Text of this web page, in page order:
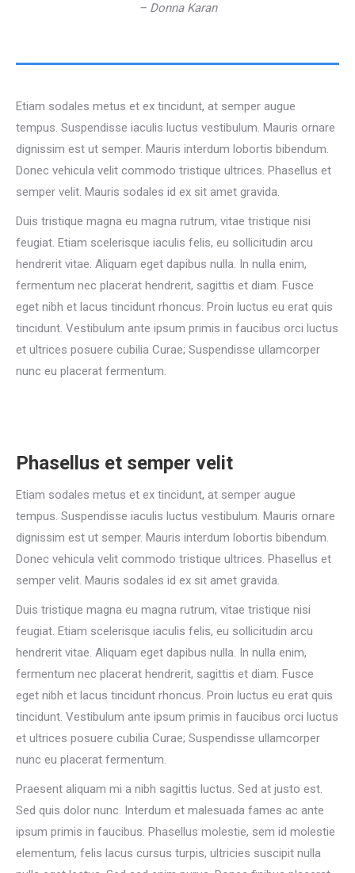
– Donna Karan
Etiam sodales metus et ex tincidunt, at semper augue
tempus. Suspendisse iaculis luctus vestibulum. Mauris ornare
dignissim est ut semper. Mauris interdum lobortis bibendum.
Donec vehicula velit commodo tristique ultrices. Phasellus et
semper velit. Mauris sodales id ex sit amet gravida.
Duis tristique magna eu magna rutrum, vitae tristique nisi
feugiat. Etiam scelerisque iaculis felis, eu sollicitudin arcu
hendrerit vitae. Aliquam eget dapibus nulla. In nulla enim,
fermentum nec placerat hendrerit, sagittis et diam. Fusce
eget nibh et lacus tincidunt rhoncus. Proin luctus eu erat quis
tincidunt. Vestibulum ante ipsum primis in faucibus orci luctus
et ultrices posuere cubilia Curae; Suspendisse ullamcorper
nunc eu placerat fermentum.
Phasellus et semper velit
Etiam sodales metus et ex tincidunt, at semper augue
tempus. Suspendisse iaculis luctus vestibulum. Mauris ornare
dignissim est ut semper. Mauris interdum lobortis bibendum.
Donec vehicula velit commodo tristique ultrices. Phasellus et
semper velit. Mauris sodales id ex sit amet gravida.
Duis tristique magna eu magna rutrum, vitae tristique nisi
feugiat. Etiam scelerisque iaculis felis, eu sollicitudin arcu
hendrerit vitae. Aliquam eget dapibus nulla. In nulla enim,
fermentum nec placerat hendrerit, sagittis et diam. Fusce
eget nibh et lacus tincidunt rhoncus. Proin luctus eu erat quis
tincidunt. Vestibulum ante ipsum primis in faucibus orci luctus
et ultrices posuere cubilia Curae; Suspendisse ullamcorper
nunc eu placerat fermentum.
Praesent aliquam mi a nibh sagittis luctus. Sed at justo est.
Sed quis dolor nunc. Interdum et malesuada fames ac ante
ipsum primis in faucibus. Phasellus molestie, sem id molestie
elementum, felis lacus cursus turpis, ultricies suscipit nulla